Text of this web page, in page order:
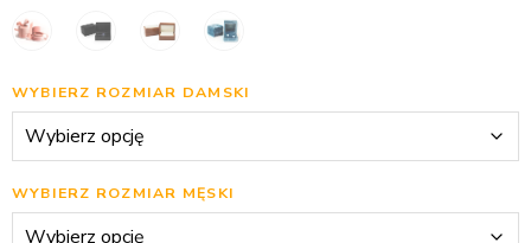
WYBIERZ ROZMIAR DAMSKI
WYBIERZ ROZMIAR MĘSKI